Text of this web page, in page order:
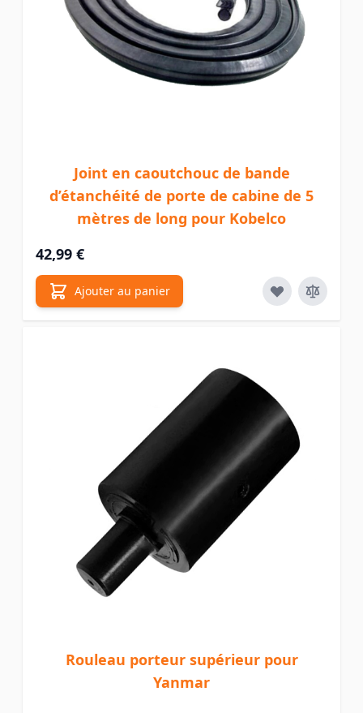
Joint en caoutchouc de bande
d’étanchéité de porte de cabine de 5
mètres de long pour Kobelco
42,99 €
Ajouter au panier
Rouleau porteur supérieur pour
Yanmar